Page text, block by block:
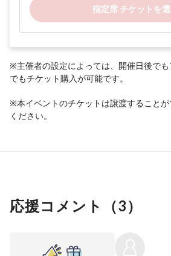
指定席 チケットを
※主催者の設定によっては、開催日後で
でもチケット購入が可能です。
※本イベントのチケットは譲渡すること
ください。
応援コメント（3）